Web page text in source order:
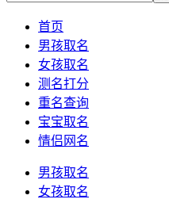
首页
男孩取名
女孩取名
测名打分
重名查询
宝宝取名
情侣网名
男孩取名
女孩取名